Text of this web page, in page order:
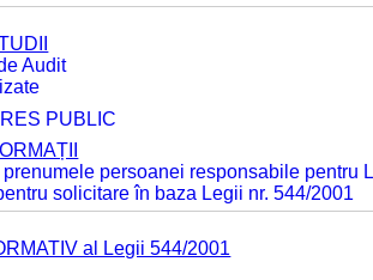
Audit
PUBLIC
persoanei responsabile pentru
solicitare în baza Legii nr. 544/2001
al Legii 544/2001